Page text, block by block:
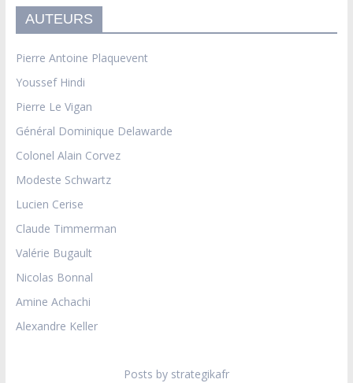
AUTEURS
Pierre Antoine Plaquevent
Youssef Hindi
Pierre Le Vigan
Général Dominique Delawarde
Colonel Alain Corvez
Modeste Schwartz
Lucien Cerise
Claude Timmerman
Valérie Bugault
Nicolas Bonnal
Amine Achachi
Alexandre Keller
Posts by strategikafr